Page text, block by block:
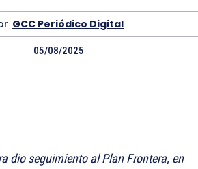
GCC Periódico Digital
05/08/2025
dio seguimiento al Plan Frontera, en